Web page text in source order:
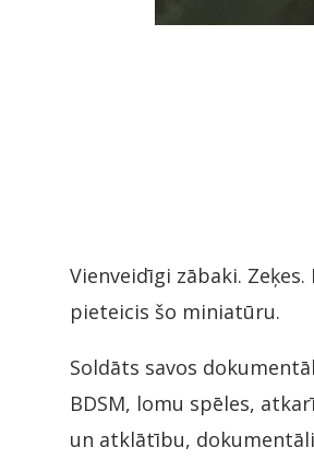
Vienveidīgi zābaki.
pieteicis šo miniatūru.
Soldāts savos
BDSM, lomu spēles,
un atklātību,